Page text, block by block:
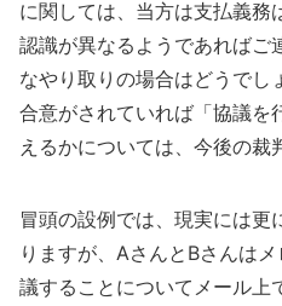
に関しては、当方は支払義務
認識が異なるようであればご
なやり取りの場合はどうでし
合意がされていれば「協議を
えるかについては、今後の裁
冒頭の設例では、現実には更
りますが、AさんとBさんは
議することについてメール上